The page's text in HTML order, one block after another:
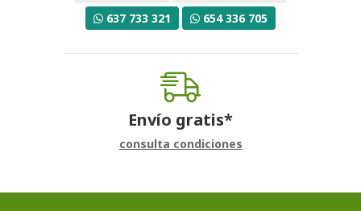
637 733 321
654 336 705
Envío gratis*
consulta condiciones